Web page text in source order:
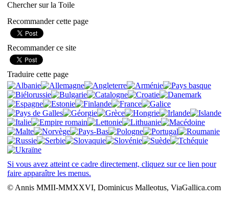
Chercher sur la Toile
Recommander cette page
Recommander ce site
Traduire cette page
Si vous avez atteint ce cadre directement, cliquez sur ce lien pour
faire apparaître les menus.
© Annis MMII-MMXXVI, Dominicus Malleotus, ViaGallica.com